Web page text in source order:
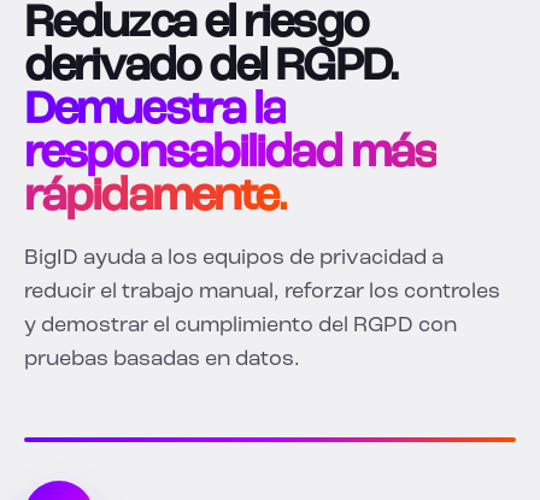
Reduzca el riesgo
derivado del RGPD.
Demuestra la
responsabilidad más
rápidamente.
BigID ayuda a los equipos de privacidad a
reducir el trabajo manual, reforzar los controles
y demostrar el cumplimiento del RGPD con
pruebas basadas en datos.